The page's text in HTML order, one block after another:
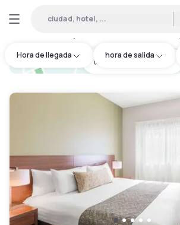
ciudad, hotel, ...
Hora de llegada hora de salida
hotel.cta.view_map